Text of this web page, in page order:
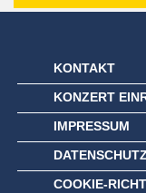
KONTAKT
KONZERT
IMPRESSUM
DATENSCHUTZ
COOKIE-